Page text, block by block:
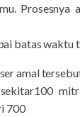
Prosesnya
batas waktu
amal
700